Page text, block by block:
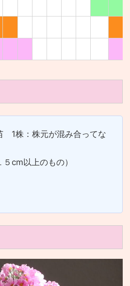
1株：株元が混み合ってな
cm以上のもの）